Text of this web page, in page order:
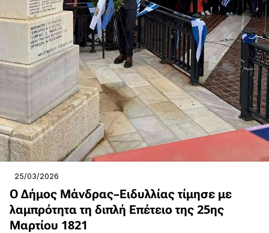
25/03/2026
Ο Δήμος Μάνδρας–Ειδυλλίας τίμησε με
λαμπρότητα τη διπλή Επέτειο της 25ης
Μαρτίου 1821